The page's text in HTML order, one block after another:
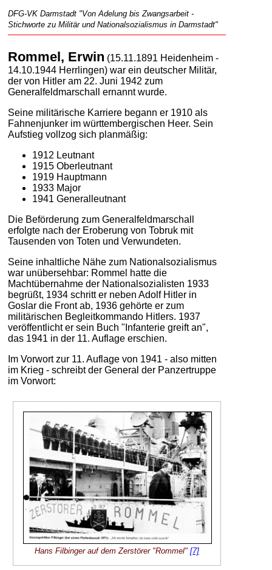
DFG-VK Darmstadt "Von Adelung bis Zwangsarbeit -
Stichworte zu Militär und Nationalsozialismus in Darmstadt"
Rommel, Erwin (15.11.1891 Heidenheim -
14.10.1944 Herrlingen) war ein deutscher Militär,
der von Hitler am 22. Juni 1942 zum
Generalfeldmarschall ernannt wurde.
Seine militärische Karriere begann er 1910 als
Fahnenjunker im württembergischen Heer. Sein
Aufstieg vollzog sich planmäßig:
1912 Leutnant
1915 Oberleutnant
1919 Hauptmann
1933 Major
1941 Generalleutnant
Die Beförderung zum Generalfeldmarschall
erfolgte nach der Eroberung von Tobruk mit
Tausenden von Toten und Verwundeten.
Seine inhaltliche Nähe zum Nationalsozialismus
war unübersehbar: Rommel hatte die
Machtübernahme der Nationalsozialisten 1933
begrüßt, 1934 schritt er neben Adolf Hitler in
Goslar die Front ab, 1936 gehörte er zum
militärischen Begleitkommando Hitlers. 1937
veröffentlicht er sein Buch "Infanterie greift an",
das 1941 in der 11. Auflage erschien.
Im Vorwort zur 11. Auflage von 1941 - also mitten
im Krieg - schreibt der General der Panzertruppe
im Vorwort:
Hans Filbinger auf dem Zerstörer "Rommel"[7]